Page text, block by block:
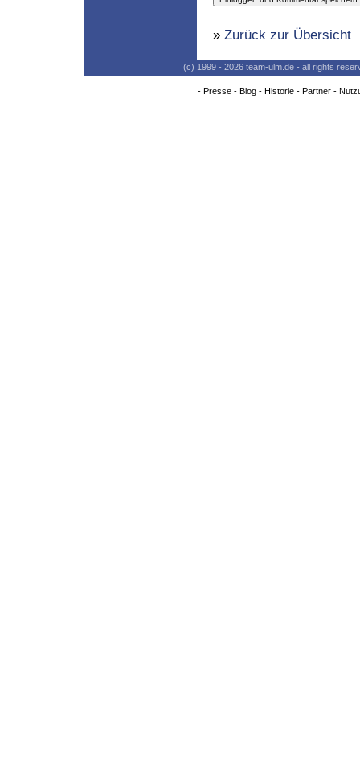
» Zurück zur Übersicht
(c) 1999 - 2026 team-ulm.de - all rights
- Presse- Blog- Historie- Partner-